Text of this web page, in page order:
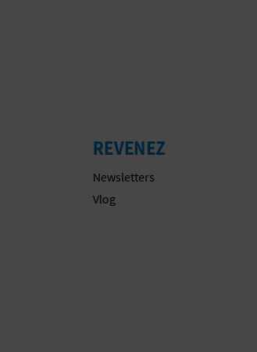
REVENEZ
Newsletters
Vlog